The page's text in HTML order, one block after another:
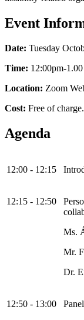
Event
Date: Tuesday
Time: 12:00pm-
Location: Zoom
Cost: Free of charge.
Agenda
12:00 - 12:15
12:15 - 12:50
Ms.
Mr.
Dr.
12:50 - 13:00